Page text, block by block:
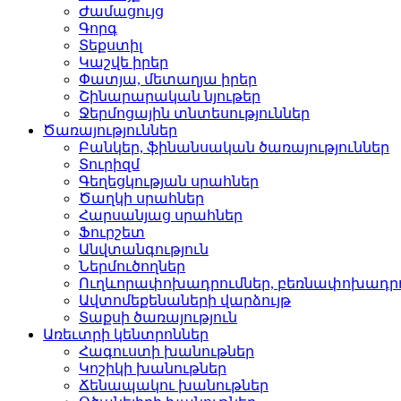
Ժամացույց­
Գորգ­
Տեքստիլ­
Կաշվե իրեր­
Փատյա, մետաղյա իրեր­
Շինարարական նյութեր
Ջերմոցային տնտեսությո­ւններ
Ծառայություններ
Բանկեր, ֆինանսական ծա­ռայություններ
Տուրիզմ­
Գեղեցկության սրահներ­
Ծաղկի սրահներ­
Հարսանյաց սրահներ
Ֆուրշետ­
Անվտանգություն­
Ներմուծողներ­
Ուղևորափոխադրումներ,
Ավտոմեքենաների վարձու­յթ
Տաքսի ծառայություն­
Առեւտրի կենտրոններ
Հագուստի խանութներ
Կոշիկի խանութներ­
Ճենապակու խանութներ­